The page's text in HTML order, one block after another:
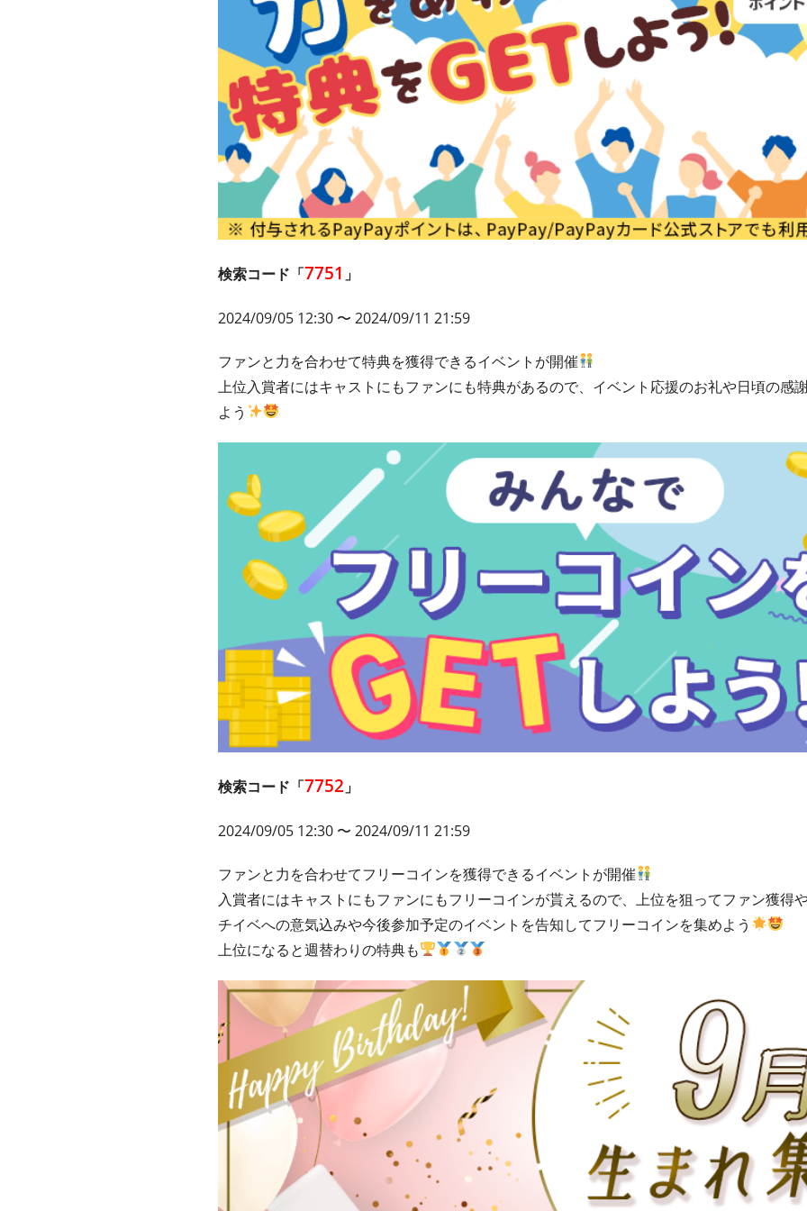
検索コード「7751 」
2024/09/05 12:30 〜 2024/09/11 21:59
ファンと力を合わせて特典を獲得できるイベントが開催
上位入賞者にはキャストにもファンにも特典があるので、イベント応援のお礼や日頃の感
よう
検索コード「7752 」
2024/09/05 12:30 〜 2024/09/11 21:59
ファンと力を合わせてフリーコインを獲得できるイベントが開催
入賞者にはキャストにもファンにもフリーコインが貰えるので、上位を狙ってファン獲得
チイベへの意気込みや今後参加予定のイベントを告知してフリーコインを集めよう
上位になると週替わりの特典も